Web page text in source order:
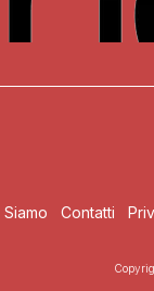
Siamo Contatti